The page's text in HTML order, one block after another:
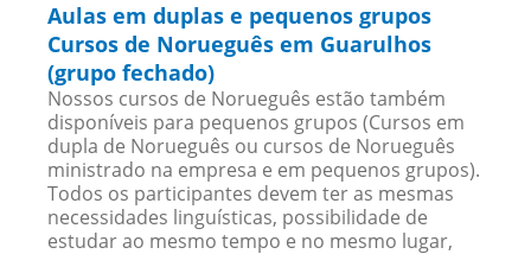
Aulas em duplas e pequenos grupos
Cursos de Norueguês em Guarulhos
(grupo fechado)
Nossos cursos de Norueguês estão também
disponíveis para pequenos grupos (Cursos em
dupla de Norueguês ou cursos de Norueguês
ministrado na empresa e em pequenos grupos).
Todos os participantes devem ter as mesmas
necessidades linguísticas, possibilidade de
estudar ao mesmo tempo e no mesmo lugar,